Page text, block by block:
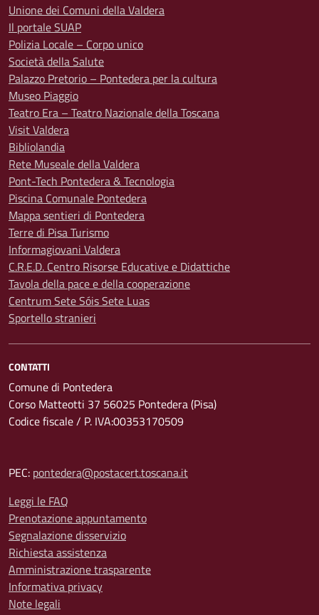
Unione dei Comuni della Valdera
Il portale SUAP
Polizia Locale – Corpo unico
Società della Salute
Palazzo Pretorio – Pontedera per la cultura
Museo Piaggio
Teatro Era – Teatro Nazionale della Toscana
Visit Valdera
Bibliolandia
Rete Museale della Valdera
Pont-Tech Pontedera & Tecnologia
Piscina Comunale Pontedera
Mappa sentieri di Pontedera
Terre di Pisa Turismo
Informagiovani Valdera
C.R.E.D. Centro Risorse Educative e Didattiche
Tavola della pace e della cooperazione
Centrum Sete Sóis Sete Luas
Sportello stranieri
CONTATTI
Comune di Pontedera
Corso Matteotti 37 56025 Pontedera (Pisa)
Codice fiscale / P. IVA:00353170509
PEC: pontedera@postacert.toscana.it
Leggi le FAQ
Prenotazione appuntamento
Segnalazione disservizio
Richiesta assistenza
Amministrazione trasparente
Informativa privacy
Note legali